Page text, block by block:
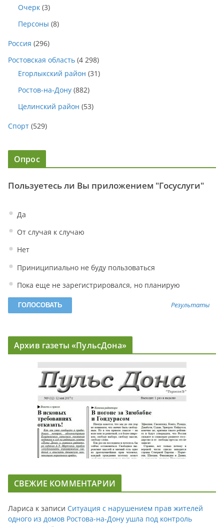
Очерк (3)
Персоны (8)
Россия (296)
Ростовская область (4 298)
Егорлыкский район (31)
Ростов-на-Дону (882)
Целинский район (53)
Спорт (529)
Опрос
Пользуетесь ли Вы приложением "Госуслуги"
Да
От случая к случаю
Нет
Приниципиально не буду пользоваться
Пока еще не зарегистрировался, но планирую
Результаты
Архив газеты «ПульсДона»
СВЕЖИЕ КОММЕНТАРИИ
Лариса к записи Ситуация с нарушением прав жителей
одного из домов Ростова-на-Дону ушла под контроль